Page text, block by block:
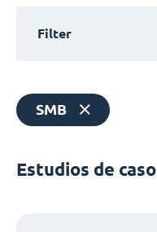
Filter
SMB
Estudios de caso